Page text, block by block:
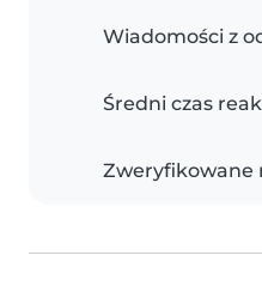
Wiadomości z
Średni czas
Zweryfikowane